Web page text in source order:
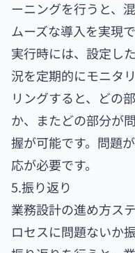
ーニングを行うと、
ムーズな導入を実現で
実行時には、設定し
況を定期的にモニタ
リングすると、どの
か、またどの部分が
握が可能です。問題
応が必要です。
5.振り返り
業務設計の進め方ス
ロセスに問題ないか